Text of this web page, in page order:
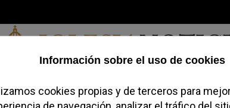
Sábado, 08 de agosto de 2026
Blogs Temas Buscar #JovenesConFe